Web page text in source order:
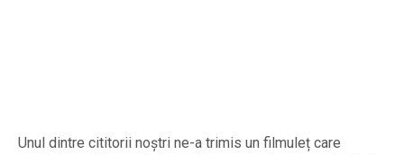
Unul dintre cititorii noștri ne-a trimis un filmuleț care